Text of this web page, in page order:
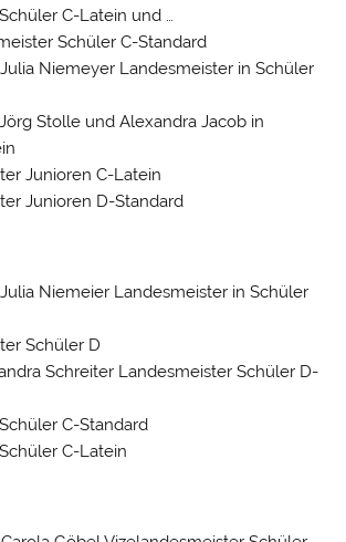
C-Latein und …
Schüler C-Standard
Niemeyer Landesmeister in Schüler
Stolle und Alexandra Jacob in
Junioren C-Latein
Junioren D-Standard
Niemeier Landesmeister in Schüler
Schüler D
Schreiter Landesmeister Schüler D-
C-Standard
C-Latein